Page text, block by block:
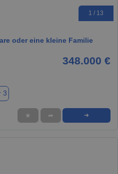
1 / 13
oder eine kleine Familie
348.000 €
3
★ ➦ ➜